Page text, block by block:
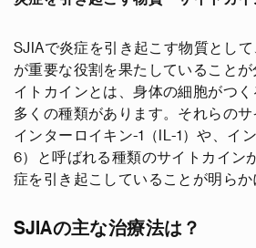
SJIAで炎症を引き起こす物質として
が重要な役割を果たしていること
イトカインとは、身体の細胞がつ
多くの種類があります。それらのサ
インターロイキン-1（IL-1）や、イ
6）と呼ばれる種類のサイトカイン
症を引き起こしていることが明らか
SJIAの主な治療法は？